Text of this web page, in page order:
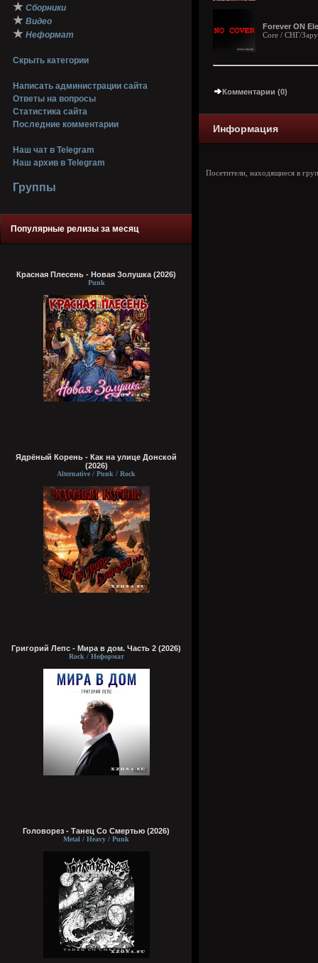
★ Сборники
★ Видео
★ Неформат
Скрыть категории
Написать администрации сайта
Ответы на вопросы
Статистика сайта
Последние комментарии
Наш чат в Telegram
Наш архив в Telegram
Группы
Популярные релизы за месяц
Красная Плесень - Новая Золушка (2026)
Punk
Ядрёный Корень - Как на улице Донской
(2026)
Alternative / Punk / Rock
Григорий Лепс - Мира в дом. Часть 2 (2026)
Rock / Неформат
Головорез - Tанец Со Смертью (2026)
Metal / Heavy / Punk
Forever ON
Core / СНГ/
Комментарии (0)
Информация
Посетители, находящиеся в